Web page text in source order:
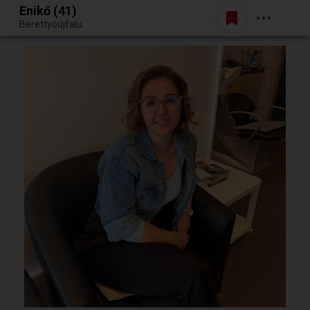
Egy jó randiból bármi lehet.
Belépés
Enikő (41)
Berettyóújfalu